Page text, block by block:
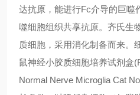
达抗原，能进行Fc介导的巨噬
噬细胞组织共享抗原。齐氏生
质细胞，采用消化制备而来。
鼠神经小胶质细胞培养试剂盒
Normal Nerve Microglia Cat